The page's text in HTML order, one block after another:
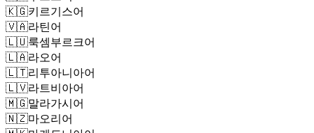
🇰🇬키르기스어
🇻🇦라틴어
🇱🇺룩셈부르크어
🇱🇦라오어
🇱🇹리투아니아어
🇱🇻라트비아어
🇲🇬말라가시어
🇳🇿마오리어